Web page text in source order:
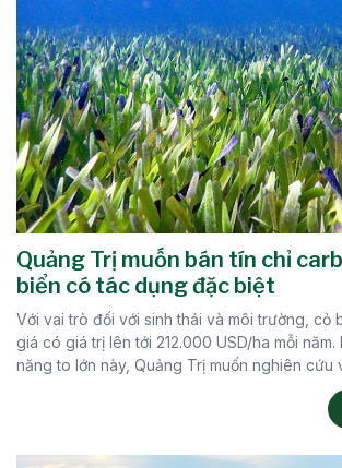
Quảng Trị muốn bán tín chỉ
biển có tác dụng đặc biệt
Với vai trò đối với sinh thái và môi trường, cỏ
giá có giá trị lên tới 212.000 USD/ha mỗi năm.
năng to lớn này, Quảng Trị muốn nghiên cứu